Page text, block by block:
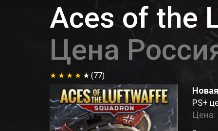
Aces of the
Цена
(77)
PS+
Цена: